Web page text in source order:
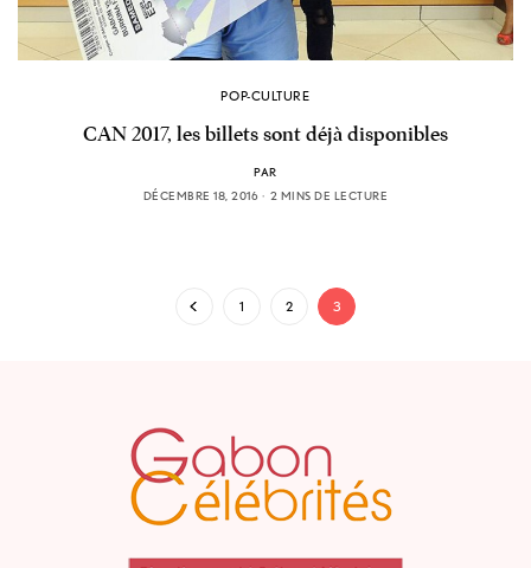
POP-CULTURE
CAN 2017, les billets sont déjà disponibles
PAR
DÉCEMBRE 18, 2016
2 MINS DE LECTURE
1 2 3